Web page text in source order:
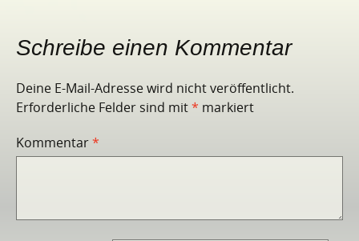
Schreibe einen Kommentar
Deine E-Mail-Adresse wird nicht veröffentlicht.
Erforderliche Felder sind mit* markiert
Kommentar*